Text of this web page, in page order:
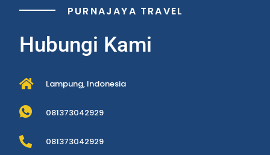
PURNAJAYA TRAVEL
Hubungi Kami
Lampung, Indonesia
081373042929
081373042929